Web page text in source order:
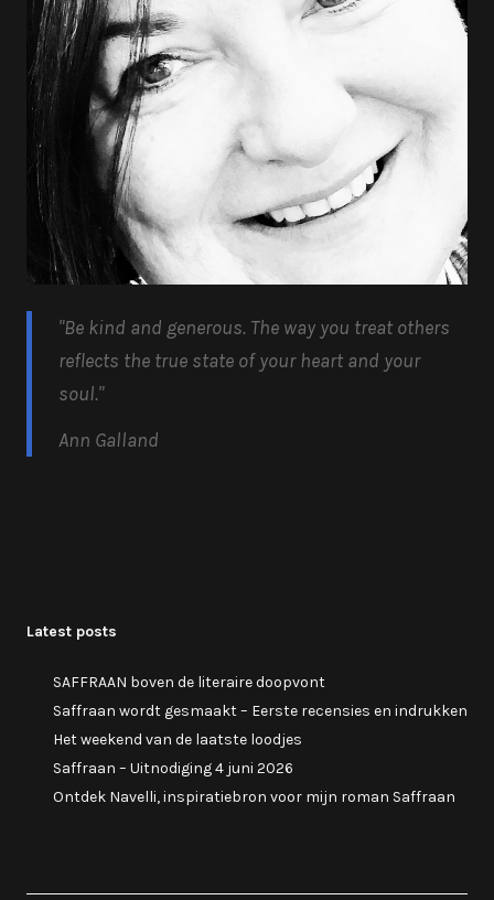
"Be kind and generous. The way you treat others
reflects the true state of your heart and your
soul."
Ann Galland
Latest posts
SAFFRAAN boven de literaire doopvont
Saffraan wordt gesmaakt – Eerste recensies en indrukken
Het weekend van de laatste loodjes
Saffraan – Uitnodiging 4 juni 2026
Ontdek Navelli, inspiratiebron voor mijn roman Saffraan